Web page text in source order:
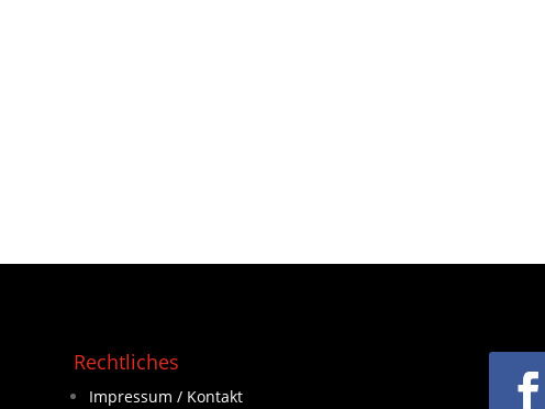
Rechtliches
Impressum / Kontakt